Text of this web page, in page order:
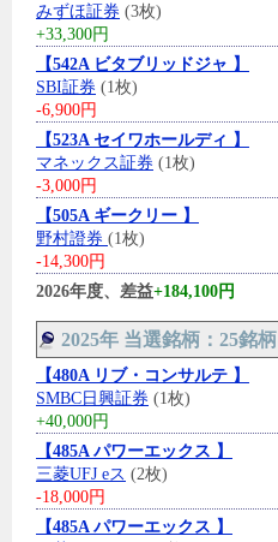
みずほ証券 (3枚)
+33,300円
【542A ビタブリッドジャ 】
SBI証券 (1枚)
-6,900円
【523A セイワホールディ 】
マネックス証券 (1枚)
-3,000円
【505A ギークリー 】
野村證券 (1枚)
-14,300円
2026年度、差益+184,100円
2025年 当選銘柄：25銘柄
【480A リブ・コンサルテ 】
SMBC日興証券 (1枚)
+40,000円
【485A パワーエックス 】
三菱UFJ eス (2枚)
-18,000円
【485A パワーエックス 】